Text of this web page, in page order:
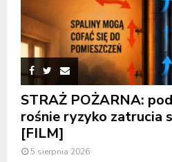
STRAŻ POŻARNA:
rośnie ryzyko zatrucia
[FILM]
5 sierpnia 2026